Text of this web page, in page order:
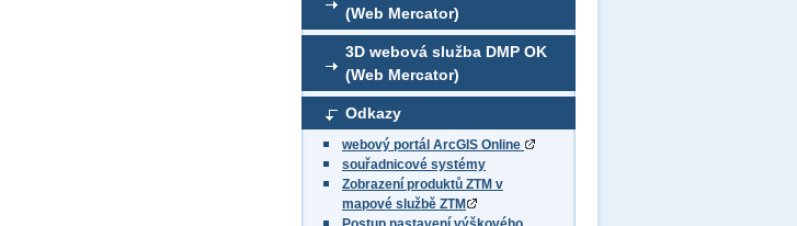
(Web Mercator)
3D webová služba DMP OK
(Web Mercator)
Odkazy
webový portál ArcGIS Online
souřadnicové systémy
Zobrazení produktů ZTM v
mapové službě ZTM